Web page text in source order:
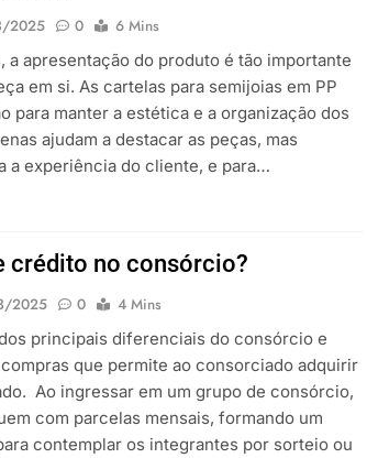
2025 0
6 Mins
a apresentação do produto é tão importante
em si. As cartelas para semijoias em PP
para manter a estética e a organização dos
ajudam a destacar as peças, mas
a experiência do cliente, e para…
crédito no consórcio?
2025 0
4 Mins
principais diferenciais do consórcio e
que permite ao consorciado adquirir
Ao ingressar em um grupo de consórcio,
com parcelas mensais, formando um
contemplar os integrantes por sorteio ou